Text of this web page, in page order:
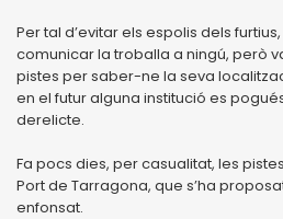
Per tal d’evitar els espolis dels
comunicar la troballa a ningú, però
pistes per saber-ne la seva
en el futur alguna institució es
derelicte.
Fa pocs dies, per casualitat, les
Port de Tarragona, que s’ha
enfonsat.